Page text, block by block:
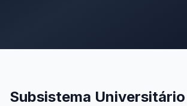
Subsistema Universitário